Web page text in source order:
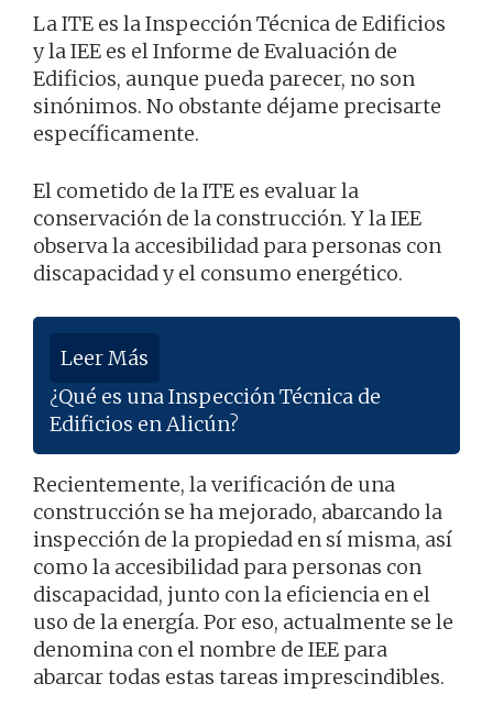
La ITE es la Inspección Técnica de Edificios
y la IEE es el Informe de Evaluación de
Edificios, aunque pueda parecer, no son
sinónimos. No obstante déjame precisarte
específicamente.
El cometido de la ITE es evaluar la
conservación de la construcción. Y la IEE
observa la accesibilidad para personas con
discapacidad y el consumo energético.
Leer Más
¿Qué es una Inspección Técnica de
Edificios en Alicún?
Recientemente, la verificación de una
construcción se ha mejorado, abarcando la
inspección de la propiedad en sí misma, así
como la accesibilidad para personas con
discapacidad, junto con la eficiencia en el
uso de la energía. Por eso, actualmente se le
denomina con el nombre de IEE para
abarcar todas estas tareas imprescindibles.